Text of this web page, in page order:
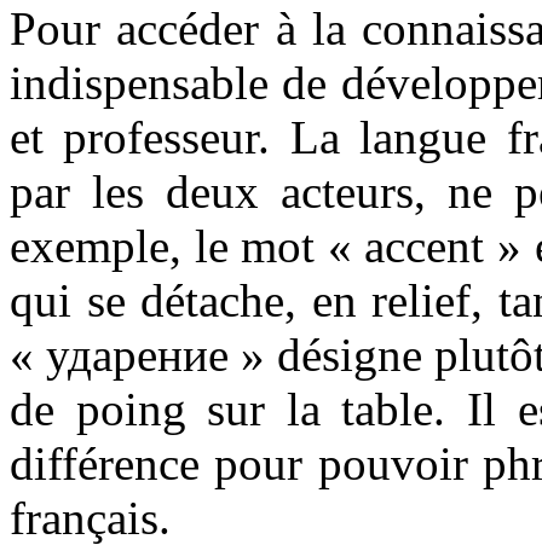
Pour accéder à la
indispensable de
et professeur. La langue
par les deux acteurs, ne
exemple, le mot « accent »
qui se détache, en relief,
« ударение » désigne
de poing sur la table. Il
différence pour pouvoir
français.